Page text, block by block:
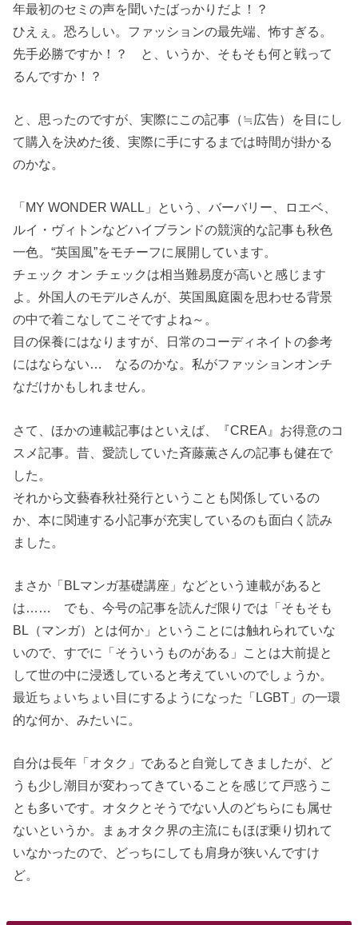
年最初のセミの声を聞いたばっかりだよ！？
ひえぇ。恐ろしい。ファッションの最先端、怖すぎる。
先手必勝ですか！？ と、いうか、そもそも何と戦って
るんですか！？
と、思ったのですが、実際にこの記事（≒広告）を目にし
て購入を決めた後、実際に手にするまでは時間が掛かる
のかな。
「MY WONDER WALL」という、バーバリー、ロエベ、
ルイ・ヴィトンなどハイブランドの競演的な記事も秋色
一色。“英国風”をモチーフに展開しています。
チェック オン チェックは相当難易度が高いと感じます
よ。外国人のモデルさんが、英国風庭園を思わせる背景
の中で着こなしてこそですよね～。
目の保養にはなりますが、日常のコーディネイトの参考
にはならない… なるのかな。私がファッションオンチ
なだけかもしれません。
さて、ほかの連載記事はといえば、『CREA』お得意のコ
スメ記事。昔、愛読していた斉藤薫さんの記事も健在で
した。
それから文藝春秋社発行ということも関係しているの
か、本に関連する小記事が充実しているのも面白く読み
ました。
まさか「BLマンガ基礎講座」などという連載があると
は…… でも、今号の記事を読んだ限りでは「そもそも
BL（マンガ）とは何か」ということには触れられていな
いので、すでに「そういうものがある」ことは大前提と
して世の中に浸透していると考えていいのでしょうか。
最近ちょいちょい目にするようになった「LGBT」の一環
的な何か、みたいに。
自分は長年「オタク」であると自覚してきましたが、ど
うも少し潮目が変わってきていることを感じて戸惑うこ
とも多いです。オタクとそうでない人のどちらにも属せ
ないというか。まぁオタク界の主流にもほぼ乗り切れて
いなかったので、どっちにしても肩身が狭いんですけ
ど。